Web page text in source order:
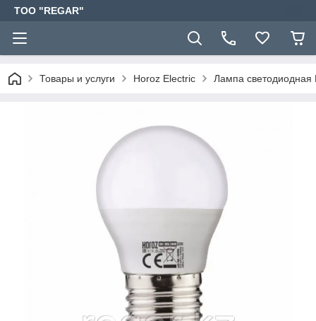
TOO "REGAR"
Товары и услуги Horoz Electric Лампа светодиодная